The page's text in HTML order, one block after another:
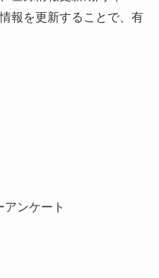
報を更新することで、有
ンケート